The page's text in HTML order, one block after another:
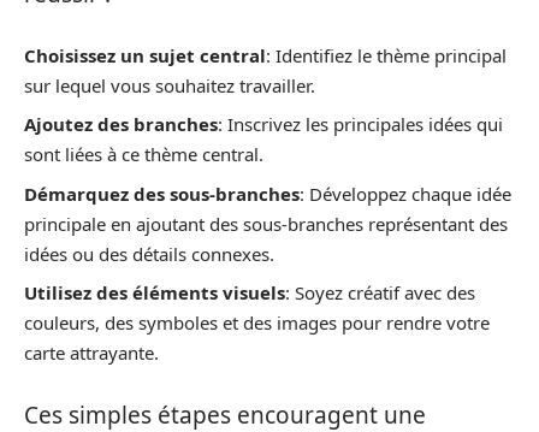
Choisissez un sujet central: Identifiez le thème principal
sur lequel vous souhaitez travailler.
Ajoutez des branches: Inscrivez les principales idées qui
sont liées à ce thème central.
Démarquez des sous-branches: Développez chaque idée
principale en ajoutant des sous-branches représentant des
idées ou des détails connexes.
Utilisez des éléments visuels: Soyez créatif avec des
couleurs, des symboles et des images pour rendre votre
carte attrayante.
Ces simples étapes encouragent une